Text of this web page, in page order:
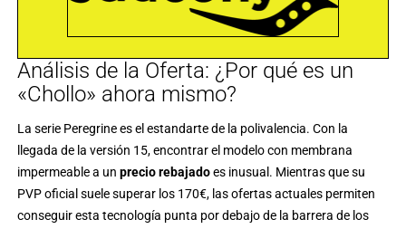
Análisis de la Oferta: ¿Por qué es un
«Chollo» ahora mismo?
La serie Peregrine es el estandarte de la polivalencia. Con la
llegada de la versión 15, encontrar el modelo con membrana
impermeable a un precio rebajadoes inusual. Mientras que su
PVP oficial suele superar los 170€, las ofertas actuales permiten
conseguir esta tecnología punta por debajo de la barrera de los